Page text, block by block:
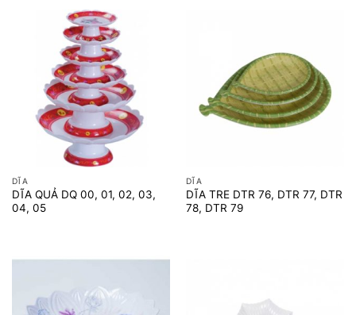
DĨA
DĨA QUẢ DQ 00, 01, 02, 03,
04, 05
DĨA
DĨA TRE DTR 76, DTR 77, DTR
78, DTR 79